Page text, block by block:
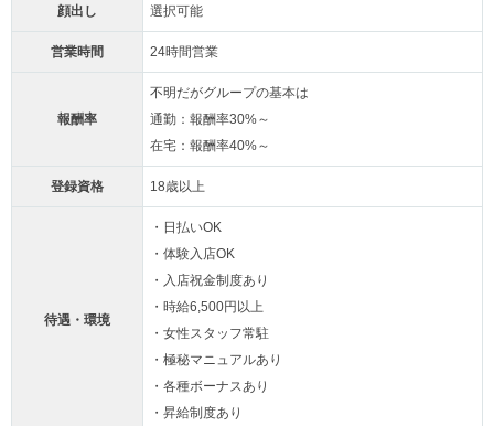
顔出し 選択可能
営業時間 24時間営業
報酬率
不明だがグループの基本は
通勤：報酬率30%～
在宅：報酬率40%～
登録資格 18歳以上
待遇・環境
・日払いOK
・体験入店OK
・入店祝金制度あり
・時給6,500円以上
・女性スタッフ常駐
・極秘マニュアルあり
・各種ボーナスあり
・昇給制度あり